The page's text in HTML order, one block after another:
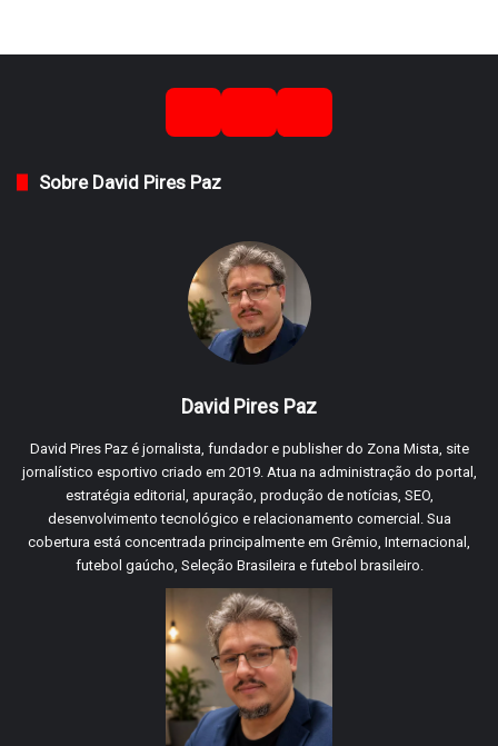
Sobre David Pires Paz
David Pires Paz
David Pires Paz é jornalista, fundador e publisher do Zona Mista, site
jornalístico esportivo criado em 2019. Atua na administração do portal,
estratégia editorial, apuração, produção de notícias, SEO,
desenvolvimento tecnológico e relacionamento comercial. Sua
cobertura está concentrada principalmente em Grêmio, Internacional,
futebol gaúcho, Seleção Brasileira e futebol brasileiro.